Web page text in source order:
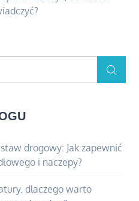
Search
drogowy: Jak zapewnić
i naczepy?
dlaczego warto